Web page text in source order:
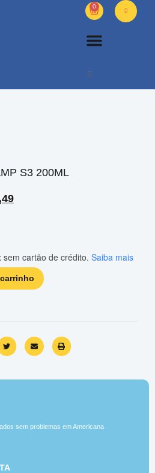
0
S3 200ML
sem cartão de crédito. Saiba mais
sem problemas em Americana